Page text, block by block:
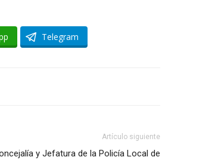
Telegram
Artículo siguiente
y Jefatura de la Policía Local de